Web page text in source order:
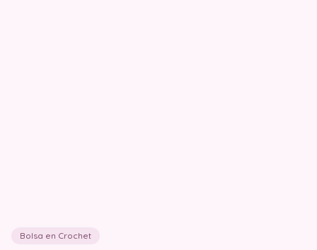
Bolsa en Crochet